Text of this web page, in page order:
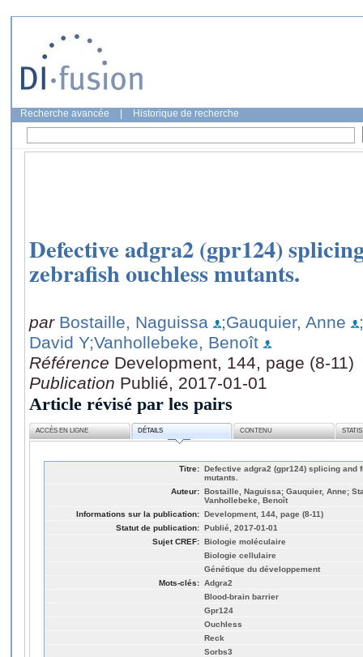
Recherche avancée Historique de recherche
Defective adgra2 (gpr124)
zebrafish ouchless mutants.
par Bostaille, Naguissa ;Gauquier, Anne
David Y;Vanhollebeke, Benoît
Référence Development, 144, page (8-11)
Publication Publié, 2017-01-01
Article révisé par les pairs
ACCÈS EN LIGNE DÉTAILS CONTENU
Titre: Defective adgra2 (gpr124) splicing and
mutants.
Auteur: Bostaille, Naguissa; Gauquier, Anne;
Vanhollebeke, Benoît
Informations sur la publication: Development, 144, page (8-11)
Statut de publication: Publié, 2017-01-01
Sujet CREF: Biologie moléculaire
Biologie cellulaire
Génétique du développement
Mots-clés: Adgra2
Blood-brain barrier
Gpr124
Ouchless
Reck
Sorbs3